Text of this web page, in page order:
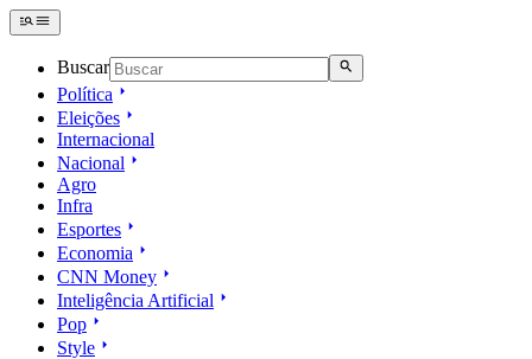
Buscar
Política
Eleições
Internacional
Nacional
Agro
Infra
Esportes
Economia
CNN Money
Inteligência Artificial
Pop
Style